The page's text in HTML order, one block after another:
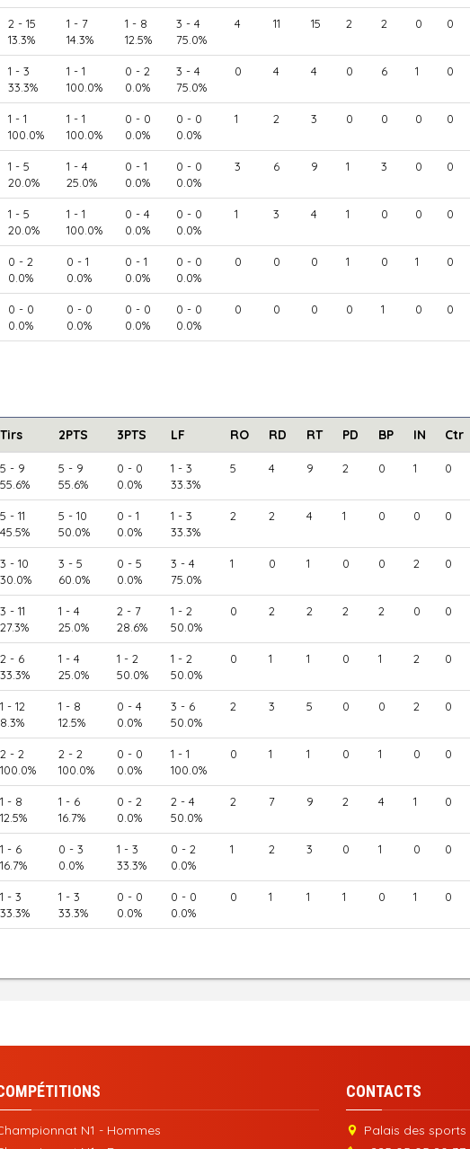
2 - 15
13.3%
1 - 7
14.3%
1 - 8
12.5%
3 - 4
75.0%
4 11 15 2 2 0 0
1 - 3
33.3%
1 - 1
100.0%
0 - 2
0.0%
3 - 4
75.0%
0 4 4 0 6 1 0
1 - 1
100.0%
1 - 1
100.0%
0 - 0
0.0%
0 - 0
0.0%
1 2 3 0 0 0 0
1 - 5
20.0%
1 - 4
25.0%
0 - 1
0.0%
0 - 0
0.0%
3 6 9 1 3 0 0
1 - 5
20.0%
1 - 1
100.0%
0 - 4
0.0%
0 - 0
0.0%
1 3 4 1 0 0 0
0 - 2
0.0%
0 - 1
0.0%
0 - 1
0.0%
0 - 0
0.0%
0 0 0 1 0 1 0
0 - 0
0.0%
0 - 0
0.0%
0 - 0
0.0%
0 - 0
0.0%
0 0 0 0 1 0 0
Tirs 2PTS 3PTS LF RO RD RT PD BP IN Ctr
5 - 9
55.6%
5 - 9
55.6%
0 - 0
0.0%
1 - 3
33.3%
5 4 9 2 0 1 0
5 - 11
45.5%
5 - 10
50.0%
0 - 1
0.0%
1 - 3
33.3%
2 2 4 1 0 0 0
3 - 10
30.0%
3 - 5
60.0%
0 - 5
0.0%
3 - 4
75.0%
1 0 1 0 0 2 0
3 - 11
27.3%
1 - 4
25.0%
2 - 7
28.6%
1 - 2
50.0%
0 2 2 2 2 0 0
2 - 6
33.3%
1 - 4
25.0%
1 - 2
50.0%
1 - 2
50.0%
0 1 1 0 1 2 0
1 - 12
8.3%
1 - 8
12.5%
0 - 4
0.0%
3 - 6
50.0%
2 3 5 0 0 2 0
2 - 2
100.0%
2 - 2
100.0%
0 - 0
0.0%
1 - 1
100.0%
0 1 1 0 1 0 0
1 - 8
12.5%
1 - 6
16.7%
0 - 2
0.0%
2 - 4
50.0%
2 7 9 2 4 1 0
1 - 6
16.7%
0 - 3
0.0%
1 - 3
33.3%
0 - 2
0.0%
1 2 3 0 1 0 0
1 - 3
33.3%
1 - 3
33.3%
0 - 0
0.0%
0 - 0
0.0%
0 1 1 1 0 1 0
N1 - Hommes
CONTACTS
Palais des sports